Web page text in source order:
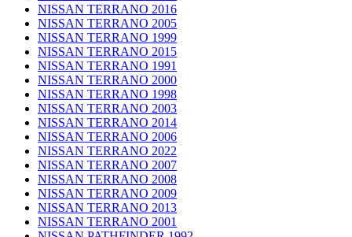
NISSAN TERRANO 2016
NISSAN TERRANO 2005
NISSAN TERRANO 1999
NISSAN TERRANO 2015
NISSAN TERRANO 1991
NISSAN TERRANO 2000
NISSAN TERRANO 1998
NISSAN TERRANO 2003
NISSAN TERRANO 2014
NISSAN TERRANO 2006
NISSAN TERRANO 2022
NISSAN TERRANO 2007
NISSAN TERRANO 2008
NISSAN TERRANO 2009
NISSAN TERRANO 2013
NISSAN TERRANO 2001